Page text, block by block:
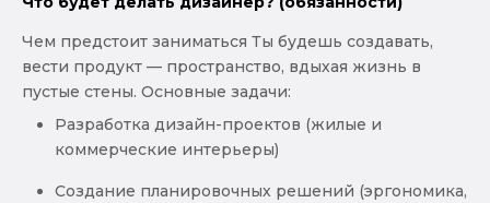
Чем предстоит заниматься Ты будешь создавать,
вести продукт — пространство, вдыхая жизнь в
пустые стены. Основные задачи:
Разработка дизайн-проектов (жилые и
коммерческие интерьеры)
Создание планировочных решений (эргономика,